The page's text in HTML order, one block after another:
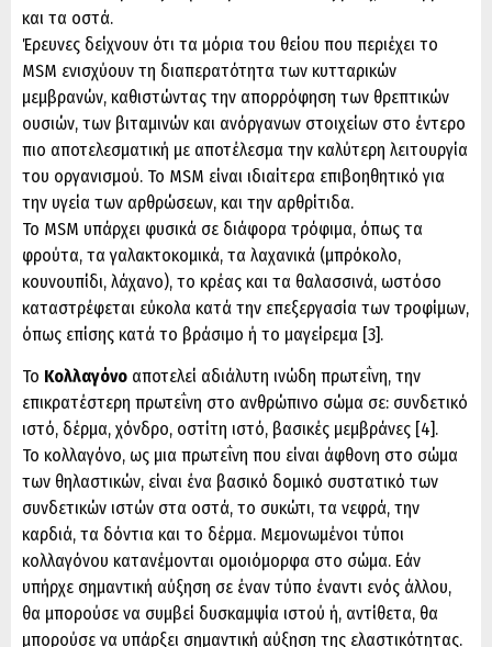
και τα οστά.
Έρευνες δείχνουν ότι τα μόρια του θείου που περιέχει το
MSM ενισχύουν τη διαπερατότητα των κυτταρικών
μεμβρανών, καθιστώντας την απορρόφηση των θρεπτικών
ουσιών, των βιταμινών και ανόργανων στοιχείων στο έντερο
πιο αποτελεσματική με αποτέλεσμα την καλύτερη λειτουργία
του οργανισμού. To MSM είναι ιδιαίτερα επιβοηθητικό για
την υγεία των αρθρώσεων, και την αρθρίτιδα.
Το MSM υπάρχει φυσικά σε διάφορα τρόφιμα, όπως τα
φρούτα, τα γαλακτοκομικά, τα λαχανικά (μπρόκολο,
κουνουπίδι, λάχανο), το κρέας και τα θαλασσινά, ωστόσο
καταστρέφεται εύκολα κατά την επεξεργασία των τροφίμων,
όπως επίσης κατά το βράσιμο ή το μαγείρεμα [3].
Το Κολλαγόνο αποτελεί αδιάλυτη ινώδη πρωτεΐνη, την
επικρατέστερη πρωτεΐνη στο ανθρώπινο σώμα σε: συνδετικό
ιστό, δέρμα, χόνδρο, οστίτη ιστό, βασικές μεμβράνες [4].
Το κολλαγόνο, ως μια πρωτεΐνη που είναι άφθονη στο σώμα
των θηλαστικών, είναι ένα βασικό δομικό συστατικό των
συνδετικών ιστών στα οστά, το συκώτι, τα νεφρά, την
καρδιά, τα δόντια και το δέρμα. Μεμονωμένοι τύποι
κολλαγόνου κατανέμονται ομοιόμορφα στο σώμα. Εάν
υπήρχε σημαντική αύξηση σε έναν τύπο έναντι ενός άλλου,
θα μπορούσε να συμβεί δυσκαμψία ιστού ή, αντίθετα, θα
μπορούσε να υπάρξει σημαντική αύξηση της ελαστικότητας.